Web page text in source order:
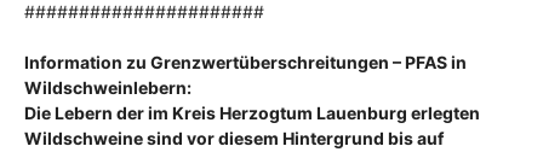
######################
Information zu Grenzwertüberschreitungen – PFAS in
Wildschweinlebern:
Die Lebern der im Kreis Herzogtum Lauenburg erlegten
Wildschweine sind vor diesem Hintergrund bis auf